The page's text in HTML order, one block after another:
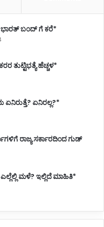
ಭಾರತ್‌ ಬಂದ್‌ ಗೆ ಕರೆ*
ತುಟ್ಟಿಭತ್ಯೆ ಹೆಚ್ಚಳ*
ಏನಿರಲ್ಲ?*
ರಾಜ್ಯ ಸರ್ಕಾರದಿಂದ ಗುಡ್
ಮಳೆ? ಇಲ್ಲಿದೆ ಮಾಹಿತಿ*